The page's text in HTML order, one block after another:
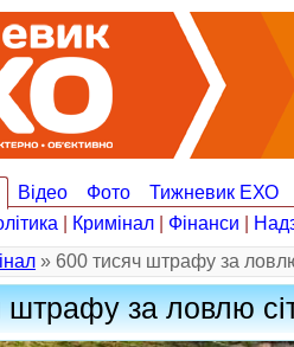
Відео Фото Тижневик ЕХО
Кримінал Фінанси
» 600 тисяч штрафу за
штрафу за ловлю